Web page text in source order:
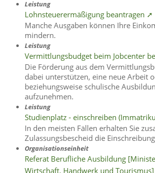
Leistung
Lohnsteuerermäßigung beantragen ➚
Manche Ausgaben können Ihre
mindern.
Leistung
Vermittlungsbudget beim Jobcenter
Die Förderung aus dem
dabei unterstützen, eine neue Arbeit
beziehungsweise schulische
aufzunehmen.
Leistung
Studienplatz - einschreiben
In den meisten Fällen erhalten Sie
Zulassungsbescheid die
Organisationseinheit
Referat Berufliche Ausbildung
Wirtschaft, Handwerk und